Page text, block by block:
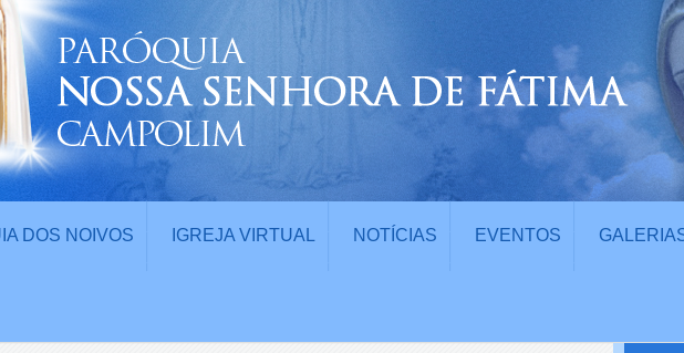
DOS NOIVOS IGREJA VIRTUAL NOTÍCIAS EVENTOS